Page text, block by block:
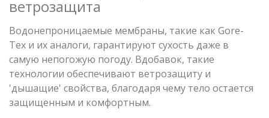
ветрозащита
Водонепроницаемые мембраны, такие как Gore-
Tex и их аналоги, гарантируют сухость даже в
самую непогожую погоду. Вдобавок, такие
технологии обеспечивают ветрозащиту и
'дышащие' свойства, благодаря чему тело остается
защищенным и комфортным.